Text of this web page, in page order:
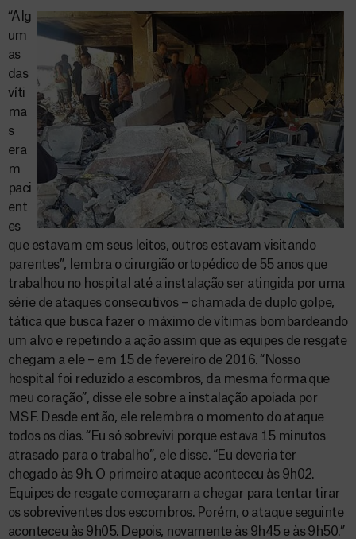
“Alg
um
as
das
víti
ma
s
era
m
paci
ent
es
que estavam em seus leitos, outros estavam visitando
parentes”, lembra o cirurgião ortopédico de 55 anos que
trabalhou no hospital até a instalação ser atingida por uma
série de ataques consecutivos – chamada de duplo golpe,
tática que busca fazer o máximo de vítimas bombardeando
um alvo e repetindo a ação assim que as equipes de resgate
chegam a ele – em 15 de fevereiro de 2016. “Nosso
hospital foi reduzido a escombros, da mesma forma que
meu coração”, disse ele sobre a instalação apoiada por
MSF. Desde então, ele relembra o momento do ataque
todos os dias. “Eu só sobrevivi porque estava 15 minutos
atrasado para o trabalho”, ele disse. “Eu deveria ter
chegado às 9h. O primeiro ataque aconteceu às 9h02.
Equipes de resgate começaram a chegar para tentar tirar
os sobreviventes dos escombros. Porém, o ataque seguinte
aconteceu às 9h05. Depois, novamente às 9h45 e às 9h50.”